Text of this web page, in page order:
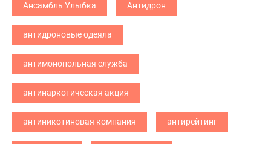
Ансамбль Улыбка Антидрон
антидроновые одеяла
антимонопольная служба
антинаркотическая акция
антиникотиновая компания антирейтинг